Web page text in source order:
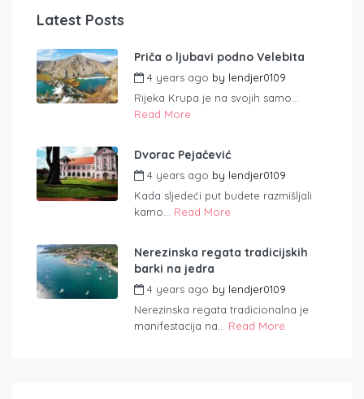
Latest Posts
Priča o ljubavi podno Velebita
4 years ago by lendjer0109
Rijeka Krupa je na svojih samo...
Read More
Dvorac Pejačević
4 years ago by lendjer0109
Kada sljedeći put budete razmišljali
kamo... Read More
Nerezinska regata tradicijskih
barki na jedra
4 years ago by lendjer0109
Nerezinska regata tradicionalna je
manifestacija na... Read More